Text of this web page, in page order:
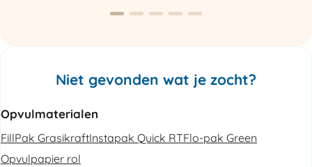
Niet gevonden wat je zocht?
Opvulmaterialen
FillPak GrasikraftInstapak Quick RTFlo-pak Green
Opvulpapier rol